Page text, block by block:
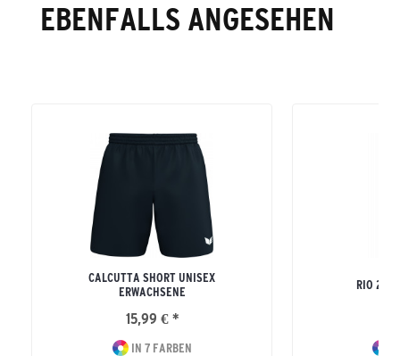
EBENFALLS ANGESEHEN
CALCUTTA SHORT UNISEX
ERWACHSENE
15,99 € *
IN 7 FARBEN
RIO 2.0